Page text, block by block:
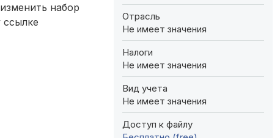
набор
Отрасль
Не имеет значения
Налоги
Не имеет значения
Вид учета
Не имеет значения
Доступ к файлу